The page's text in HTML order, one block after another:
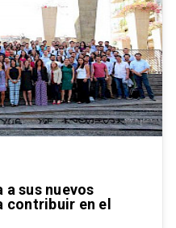
a sus nuevos
contribuir en el